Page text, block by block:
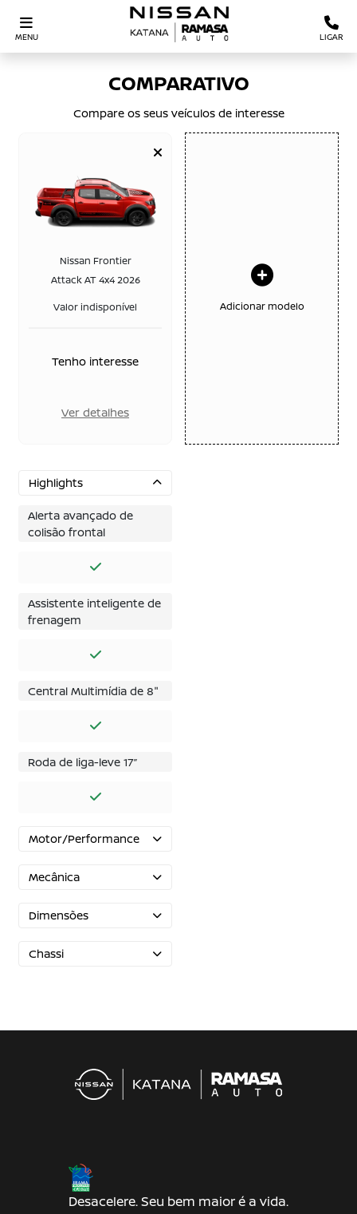
MENU LIGAR
COMPARATIVO
Compare os seus veículos de interesse
Nissan Frontier
Attack AT 4x4 2026
Valor indisponível
Tenho interesse
Ver detalhes
Adicionar modelo
Highlights
Alerta avançado de
colisão frontal
Assistente inteligente de
frenagem
Central Multimídia de 8"
Roda de liga-leve 17’’
Motor/Performance
Mecânica
Dimensões
Chassi
Desacelere. Seu bem maior é a vida.